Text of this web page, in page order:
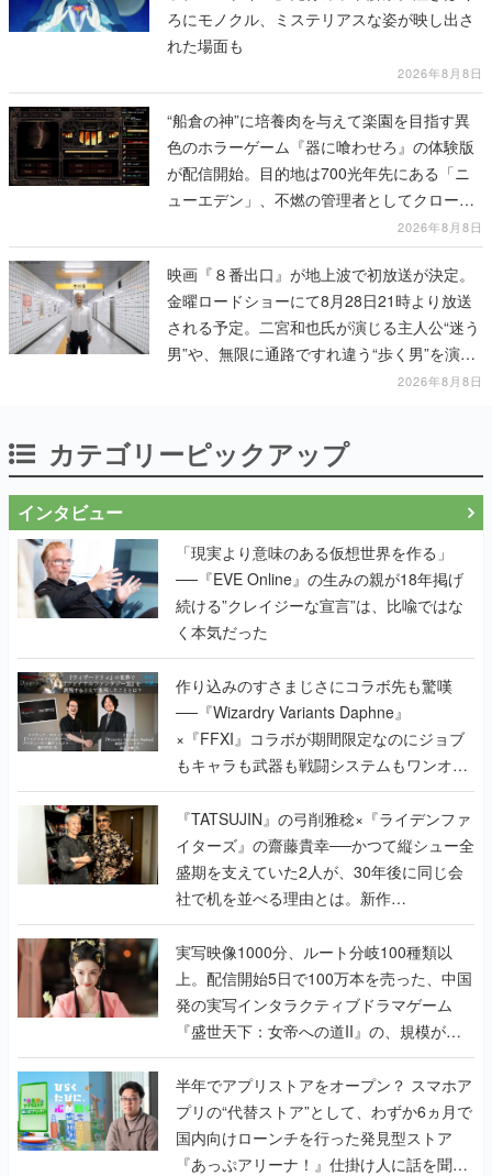
ろにモノクル、ミステリアスな姿が映し出さ
れた場面も
2026年8月8日
“船倉の神”に培養肉を与えて楽園を目指す異
色のホラーゲーム『器に喰わせろ』の体験版
が配信開始。目的地は700光年先にある「ニ
ューエデン」、不燃の管理者としてクローン
人間を増やし、加工して神に捧げる2026年8月8日
映画『８番出口』が地上波で初放送が決定。
金曜ロードショーにて8月28日21時より放送
される予定。二宮和也氏が演じる主人公“迷う
男”や、無限に通路ですれ違う“歩く男”を演じ
2026年8月8日
カテゴリーピックアップ
インタビュー
「現実より意味のある仮想世界を作る」
──『EVE Online』の生みの親が18年掲げ
続ける”クレイジーな宣言”は、比喩ではな
く本気だった
作り込みのすさまじさにコラボ先も驚嘆
──『Wizardry Variants Daphne』
×『FFXI』コラボが期間限定なのにジョブ
もキャラも武器も戦闘システムもワンオフ
で作り込まれた理由を両ディレクターに聞
く
『TATSUJIN』の弓削雅稔×『ライデンファ
イターズ』の齋藤貴幸──かつて縦シュー全
盛期を支えていた2人が、30年後に同じ会
社で机を並べる理由とは。新作
『TATSUJIN EXTREME』で初タッグを組
んだレジェンド2人に訊く開発秘話
実写映像1000分、ルート分岐100種類以
上。配信開始5日で100万本を売った、中国
発の実写インタラクティブドラマゲーム
『盛世天下：女帝への道II』の、規模が違
うこだわりをプロデューサーに聞いた
半年でアプリストアをオープン？ スマホア
プリの“代替ストア”として、わずか6ヵ月で
国内向けローンチを行った発見型ストア
『あっぷアリーナ！』仕掛け人に話を聞い